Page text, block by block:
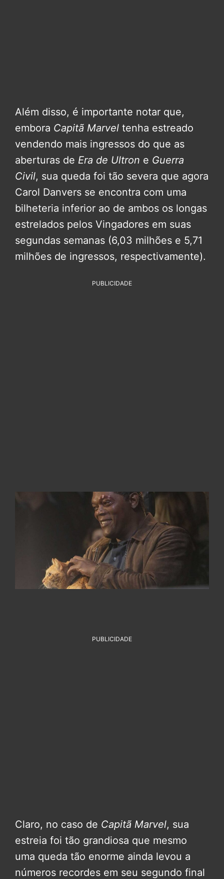
Além disso, é importante notar que,
embora Capitã Marvel tenha estreado
vendendo mais ingressos do que as
aberturas de Era de Ultron e Guerra
Civil, sua queda foi tão severa que agora
Carol Danvers se encontra com uma
bilheteria inferior ao de ambos os longas
estrelados pelos Vingadores em suas
segundas semanas (6,03 milhões e 5,71
milhões de ingressos, respectivamente).
PUBLICIDADE
PUBLICIDADE
Claro, no caso de Capitã Marvel, sua
estreia foi tão grandiosa que mesmo
uma queda tão enorme ainda levou a
números recordes em seu segundo final